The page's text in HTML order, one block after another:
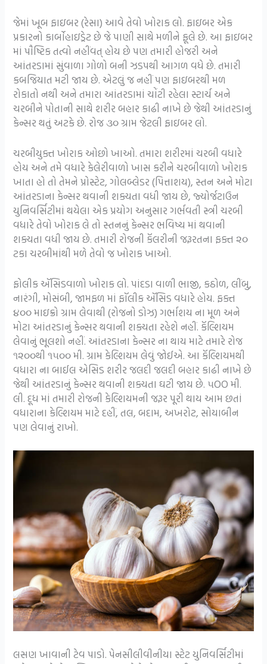
જેમાં ખૂબ ફાઇબર (રેસા) આવે તેવો ખોરાક લો. ફાઇબર એક
પ્રકારનો કાર્બોહાઇડ્રેટ છે જે પાણી સાથે મળીને ફૂલે છે. આ ફાઇબર
માં પૌષ્ટિક તત્વો નહીંવત્ હોય છે પણ તમારી હોજરી અને
આંતરડામાં સુંવાળા ગોળો બની ઝડપથી આગળ વધે છે. તમારી
કબજિયાત મટી જાય છે. એટલું જ નહીં પણ ફાઇબરથી મળ
રોકાતો નથી અને તમારા આંતરડામાં ચોંટી રહેલા સ્ટાર્ચ અને
ચરબીને પોતાની સાથે શરીર બહાર કાઢી નાખે છે જેથી આંતરડાનું
કેન્સર થતું અટકે છે. રોજ ૩૦ ગ્રામ જેટલી ફાઇબર લો.
ચરબીયુક્ત ખોરાક ઓછો ખાઓ. તમારા શરીરમાં ચરબી વધારે
હોય અને તમે વધારે કેલેરીવાળો ખાસ કરીને ચરબીવાળો ખોરાક
ખાતા હો તો તેમને પ્રોસ્ટેટ, ગોલબ્લેડર (પિત્તાશય), સ્તન અને મોટા
આંતરડાના કેન્સર થવાની શક્યતા વધી જાય છે, જ્યોર્જટાઉન
યુનિવર્સિટીમાં થયેલા એક પ્રયોગ અનુસાર ગર્ભવતી સ્ત્રી ચરબી
વધારે તેવો ખોરાક લે તો સ્તનનું કેન્સર ભવિષ્ય માં થવાની
શક્યતા વધી જાય છે. તમારી રોજની કૅલરીની જરૂરતના ફક્ત ૨૦
ટકા ચરબીમાંથી મળે તેવો જ ખોરાક ખાઓ.
ફોલીક ઍસિડવાળો ખોરાક લો. પાંદડા વાળી ભાજી, કઠોળ, લીંબુ,
નારંગી, મોસંબી, જામફળ માં ફૉલીક ઍસિડ વધારે હોય. ફક્ત
૪૦૦ માઇક્રો ગ્રામ લેવાથી (રોજનો ડોઝ) ગર્ભાશય ના મૂળ અને
મોટા આંતરડાનું કેન્સર થવાની શક્યતા રહેશે નહીં. કૅલ્શિયમ
લેવાનું ભૂલશો નહીં. આંતરડાના કેન્સર ના થાય માટે તમારે રોજ
૧૨૦૦થી ૧૫૦૦ મી. ગ્રામ કેલ્શિયમ લેવું જોઈએ. આ કૅલ્શિયમથી
વધારા ના બાઈલ એસિડ શરીર જલદી જલદી બહાર કાઢી નાખે છે
જેથી આંતરડાનું કેન્સર થવાની શક્યતા ઘટી જાય છે. ૫OO મી.
લી. દૂધ માં તમારી રોજની કેલ્શિયમની જરૂર પૂરી થાય આમ છતાં
વધારાના કેલ્શિયમ માટે દહીં, તલ, બદામ, અખરોટ, સોયાબીન
પણ લેવાનું રાખો.
લસણ ખાવાની ટેવ પાડો. પેનસીલીવીનીયા સ્ટેટ યુનિવર્સિટીમાં